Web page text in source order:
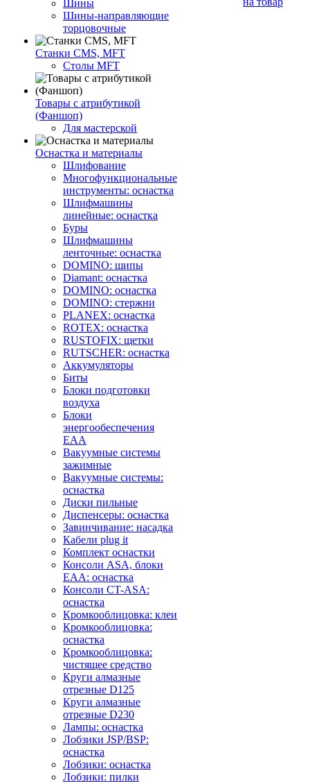
Шины
Шины-направляющие
торцовочные
Станки CMS, MFT
Столы MFT
Товары с атрибутикой
(Фаншоп)
Для мастерской
Оснастка и материалы
Шлифование
Многофункциональные
инструменты: оснастка
Шлифмашины
линейные: оснастка
Буры
Шлифмашины
ленточные: оснастка
DOMINO: шипы
Diamant: оснастка
DOMINO: оснастка
DOMINO: стержни
PLANEX: оснастка
ROTEX: оснастка
RUSTOFIX: щетки
RUTSCHER: оснастка
Аккумуляторы
Биты
Блоки подготовки
воздуха
Блоки
энергообеспечения
EAA
Вакуумные системы
зажимные
Вакуумные системы:
оснастка
Диски пильные
Диспенсеры: оснастка
Завинчивание: насадка
Кабели plug it
Комплект оснастки
Консоли ASA, блоки
EAA: оснастка
Консоли CT-ASA:
оснастка
Кромкооблицовка: клеи
Кромкооблицовка:
оснастка
Кромкооблицовка:
чистящее средство
Круги алмазные
отрезные D125
Круги алмазные
отрезные D230
Лампы: оснастка
Лобзики JSP/BSP:
оснастка
Лобзики: оснастка
Лобзики: пилки